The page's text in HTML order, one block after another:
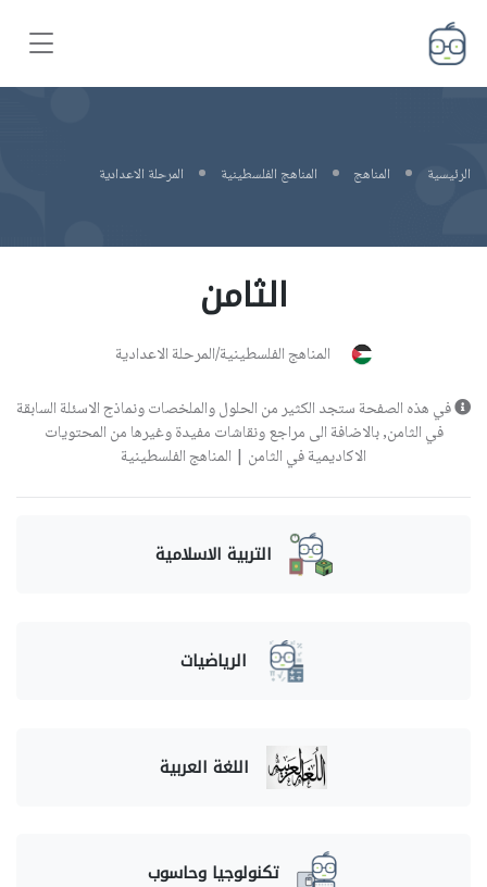
الرئيسية المناهج المناهج الفلسطينية المرحلة الاعدادية
الثامن
المناهج الفلسطينية/المرحلة الاعدادية
في هذه الصفحة ستجد الكثير من الحلول والملخصات ونماذج الاسئلة السابقة
في الثامن, بالاضافة الى مراجع ونقاشات مفيدة وغيرها من المحتويات
الاكاديمية في الثامن | المناهج الفلسطينية
التربية الاسلامية
الرياضيات
اللغة العربية
تكنولوجيا وحاسوب